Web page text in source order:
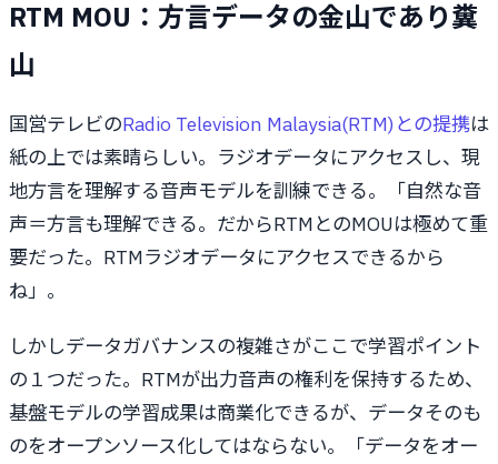
RTM MOU：方言データの金山であり糞
山
国営テレビのRadio Television Malaysia(RTM)との提携は
紙の上では素晴らしい。ラジオデータにアクセスし、現
地方言を理解する音声モデルを訓練できる。「自然な音
声＝方言も理解できる。だからRTMとのMOUは極めて重
要だった。RTMラジオデータにアクセスできるから
ね」。
しかしデータガバナンスの複雑さがここで学習ポイント
の１つだった。RTMが出力音声の権利を保持するため、
基盤モデルの学習成果は商業化できるが、データそのも
のをオープンソース化してはならない。「データをオー